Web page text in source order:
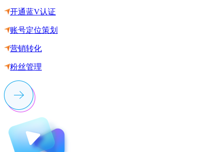
开通蓝V认证
账号定位策划
营销转化
粉丝管理